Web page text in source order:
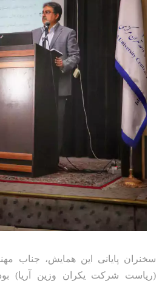
سخنران پایانی این همایش، جناب
(ریاست شرکت یکران وزین آریا)